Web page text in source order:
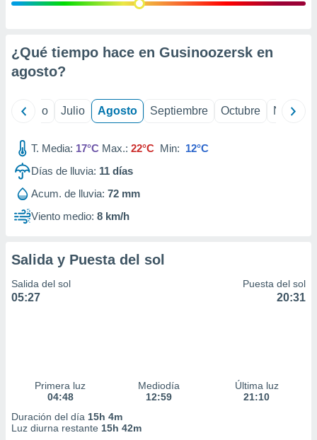
e
mediante
publicidad
de
1199
¿Qué tiempo hace en Gusinoozersk en
agosto?
Junio Julio Agosto Septiembre Octubre
T. Media: 17°C Max.: 22°C Min: 12°C
Días de lluvia: 11 días
Acum. de lluvia: 72 mm
Viento medio: 8 km/h
Salida y Puesta del sol
Salida del sol
05:27
Puesta del sol
20:31
Primera luz
04:48
Mediodía
12:59
Última luz
21:10
Duración del día 15h 4m
Luz diurna restante 15h 42m